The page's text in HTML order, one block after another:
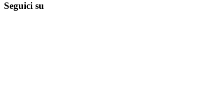
Seguici su